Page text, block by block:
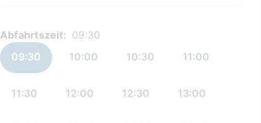
Abfahrtszeit: 09:30
09:30
10:00 10:30 11:00
11:30 12:00 12:30 13:00